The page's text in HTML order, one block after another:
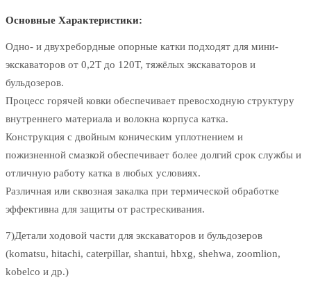
Основные Характеристики:
Одно- и двухребордные опорные катки подходят для мини-
экскаваторов от 0,2T до 120T, тяжёлых экскаваторов и
бульдозеров.
Процесс горячей ковки обеспечивает превосходную структуру
внутреннего материала и волокна корпуса катка.
Конструкция с двойным коническим уплотнением и
пожизненной смазкой обеспечивает более долгий срок службы и
отличную работу катка в любых условиях.
Различная или сквозная закалка при термической обработке
эффективна для защиты от растрескивания.
7)Детали ходовой части для экскаваторов и бульдозеров
(komatsu, hitachi, caterpillar, shantui, hbxg, shehwa, zoomlion,
kobelco и др.)